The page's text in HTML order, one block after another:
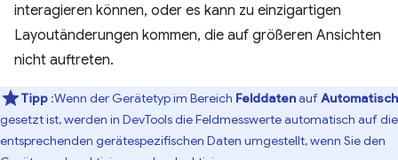
interagieren können, oder es kann zu einzigartigen
Layoutänderungen kommen, die auf größeren Ansichten
nicht auftreten.
Tipp :Wenn der Gerätetyp im Bereich FelddatenaufAutomatisch
gesetzt ist, werden in DevTools die Feldmesswerte automatisch auf die
entsprechenden gerätespezifischen Daten umgestellt, wenn Sie den